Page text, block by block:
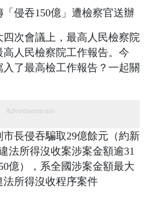
侵吞150億」遭檢察官送辦
次會議上，最高人民檢察院
人民檢察院工作報告。今
了最高檢工作報告？一起關
Advertisements
長侵吞騙取29億餘元（約新
法所得沒收案涉案金額逾31
億），系全國涉案金額最大
所得沒收程序案件